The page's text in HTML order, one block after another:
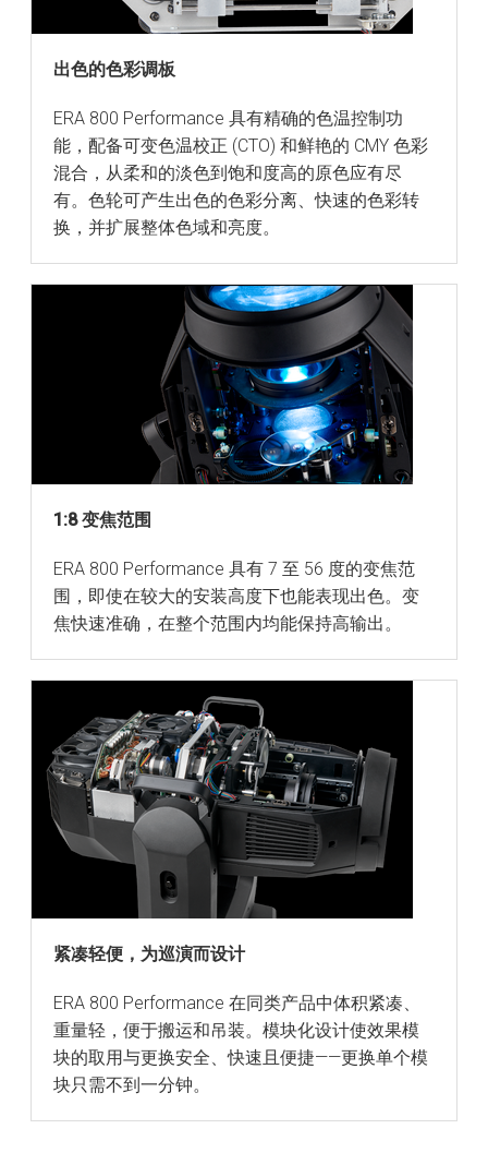
出色的色彩调板
ERA 800 Performance 具有精确的色温控制功
能，配备可变色温校正 (CTO) 和鲜艳的 CMY 色彩
混合，从柔和的淡色到饱和度高的原色应有尽
有。色轮可产生出色的色彩分离、快速的色彩转
换，并扩展整体色域和亮度。
1:8 变焦范围
ERA 800 Performance 具有 7 至 56 度的变焦范
围，即使在较大的安装高度下也能表现出色。变
焦快速准确，在整个范围内均能保持高输出。
紧凑轻便，为巡演而设计
ERA 800 Performance 在同类产品中体积紧凑、
重量轻，便于搬运和吊装。模块化设计使效果模
块的取用与更换安全、快速且便捷——更换单个模
块只需不到一分钟。